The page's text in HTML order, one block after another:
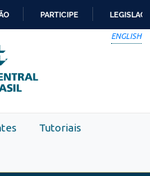
PARTICIPE
ENGLISH
Tutoriais